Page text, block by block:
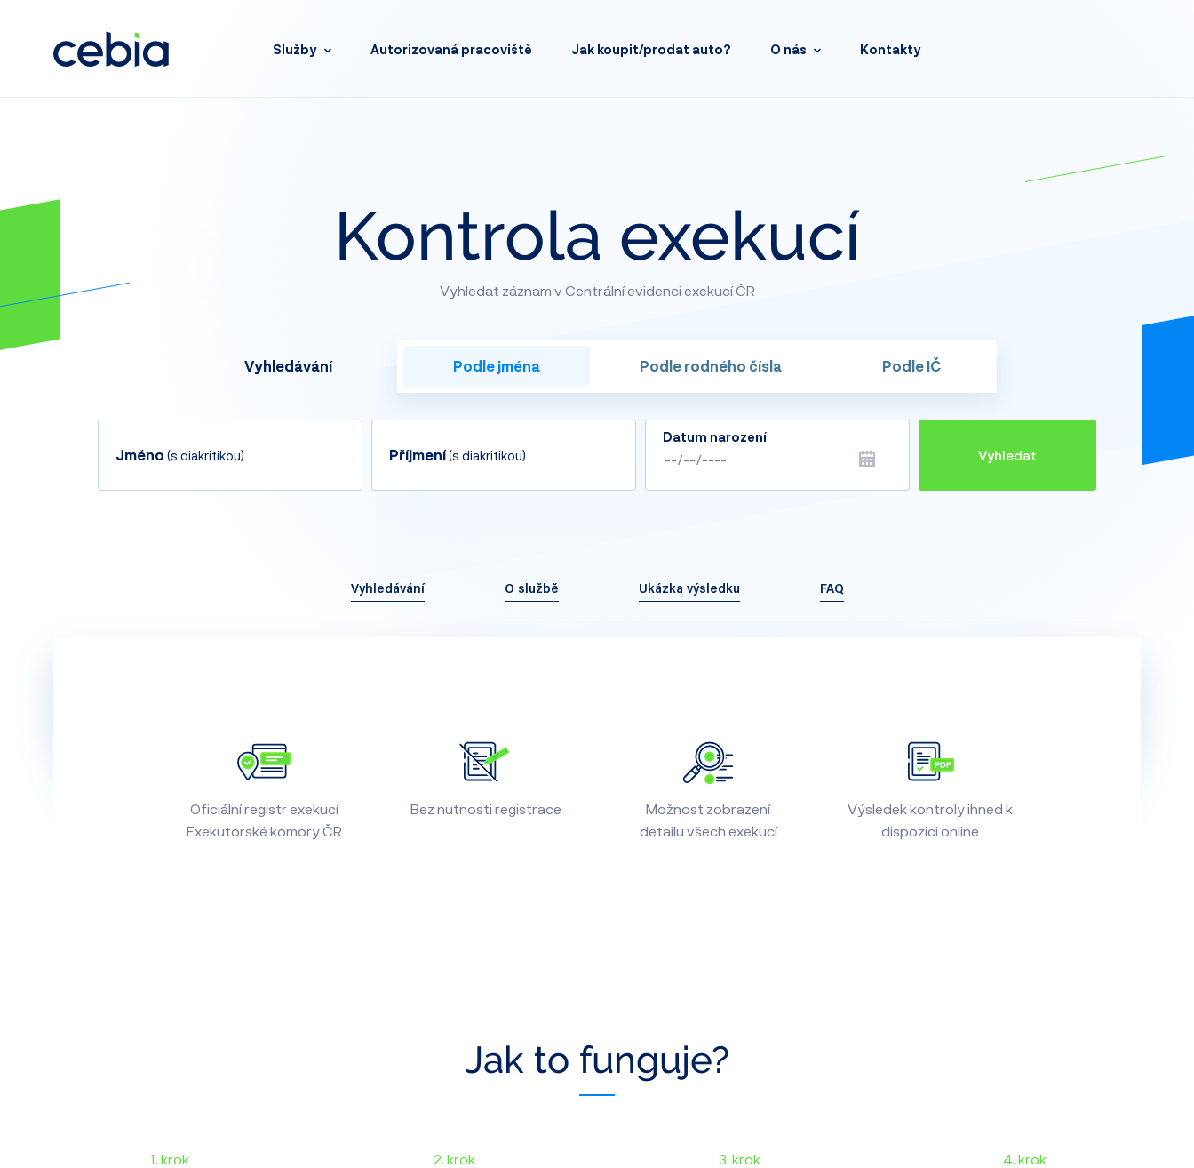
Služby Autorizovaná pracoviště Jak koupit/prodat auto? O nás Kontakty
Kontrola exekucí
Vyhledat záznam v Centrální evidenci exekucí ČR
Vyhledávání Podle jména Podle rodného čísla Podle IČ
Jméno (s diakritikou) Příjmení(s diakritikou)
Datum narození
Vyhledat
Vyhledávání O službě Ukázka výsledku FAQ
Oficiální registr exekucí
Exekutorské komory ČR
Bez nutnosti registrace
Možnost zobrazení
detailu všech exekucí
Výsledek kontroly ihned k
dispozici online
Jak to funguje?
1. krok 2. krok 3. krok 4. krok